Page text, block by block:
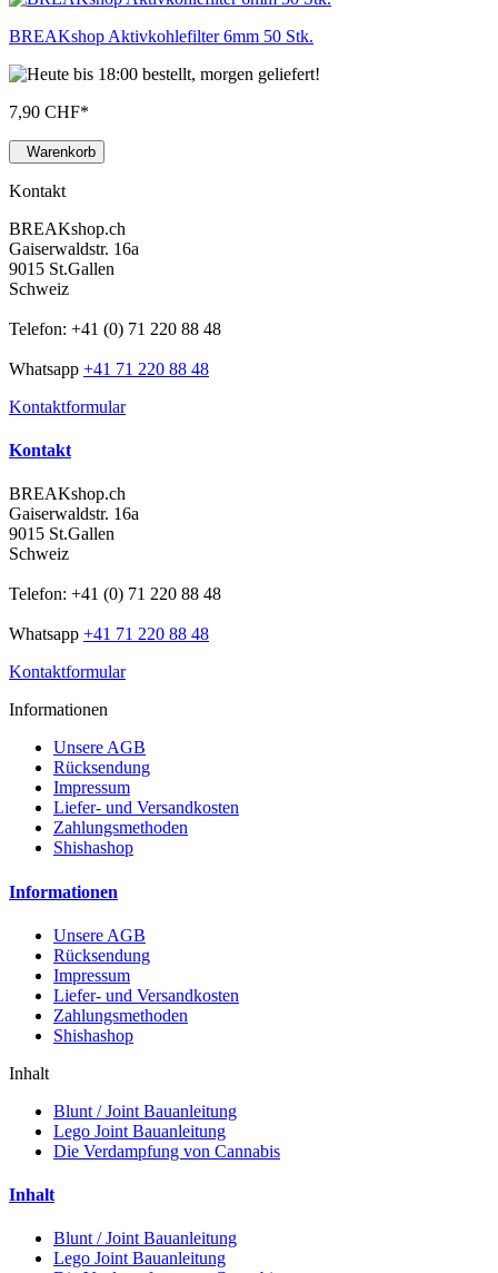
BREAKshop Aktivkohlefilter 6mm 50 Stk.
7,90 CHF*
Warenkorb
Kontakt
BREAKshop.ch
Gaiserwaldstr. 16a
9015 St.Gallen
Schweiz
Telefon: +41 (0) 71 220 88 48
Whatsapp +41 71 220 88 48
Kontaktformular
Kontakt
BREAKshop.ch
Gaiserwaldstr. 16a
9015 St.Gallen
Schweiz
Telefon: +41 (0) 71 220 88 48
Whatsapp +41 71 220 88 48
Kontaktformular
Informationen
Unsere AGB
Rücksendung
Impressum
Liefer- und Versandkosten
Zahlungsmethoden
Shishashop
Informationen
Unsere AGB
Rücksendung
Impressum
Liefer- und Versandkosten
Zahlungsmethoden
Shishashop
Inhalt
Blunt / Joint Bauanleitung
Lego Joint Bauanleitung
Die Verdampfung von Cannabis
Inhalt
Blunt / Joint Bauanleitung
Lego Joint Bauanleitung